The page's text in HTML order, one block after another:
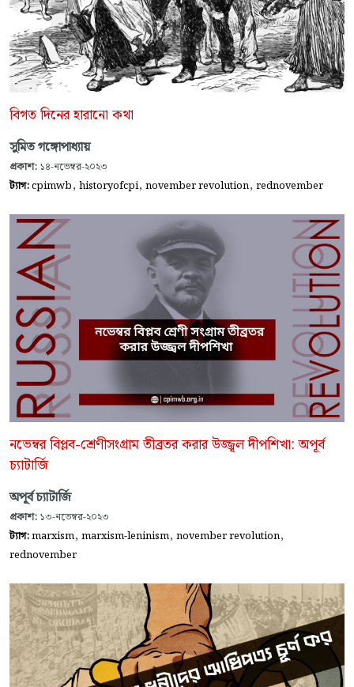
বিগত দিনের হারানো কথা
সুমিত গঙ্গোপাধ্যায়
প্রকাশ: ১৪-নভেম্বর-২০২৩
ট্যাগ:cpimwb, historyofcpi, november revolution, rednovember
নভেম্বর বিপ্লব-শ্রেণীসংগ্রাম তীব্রতর করার উজ্জ্বল দীপশিখা: অপূর্ব
চ্যাটার্জি
অপূর্ব চ্যাটার্জি
প্রকাশ: ১৩-নভেম্বর-২০২৩
ট্যাগ:marxism, marxism-leninism, november revolution,
rednovember